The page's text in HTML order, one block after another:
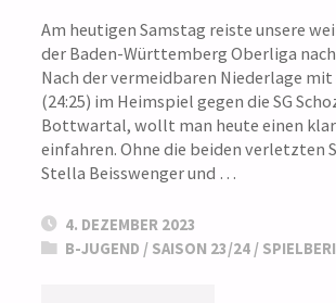
Am heutigen Samstag reiste unsere
der Baden-Württemberg Oberliga
Nach der vermeidbaren Niederlage
(24:25) im Heimspiel gegen die SG
Bottwartal, wollt man heute einen
einfahren. Ohne die beiden verletzten
Stella Beisswenger und …
4. DEZEMBER 2023
B-JUGEND / SAISON 23/24 /